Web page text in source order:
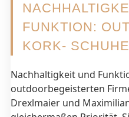
FUNKTION:
KORK- SCHUHE
Nachhaltigkeit und
outdoorbegeisterten
Drexlmaier und